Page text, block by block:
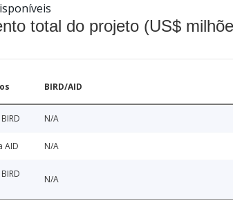
total do projeto (US$
BIRD/AID
N/A
AID N/A
N/A